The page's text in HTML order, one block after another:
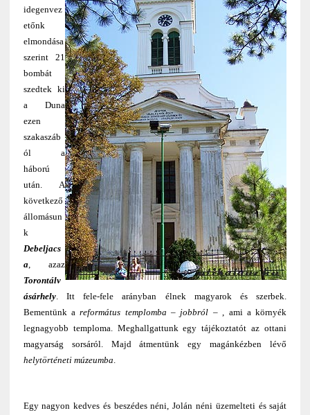
idegenvez
etőnk
elmondása
szerint 21
bombát
szedtek ki
a Duna
ezen
szakaszáb
ól a
háború
után. A
következő
állomásun
k
Debeljacs
a, azaz
Torontálv
ásárhely. Itt fele-fele arányban élnek magyarok és szerbek.
Bementünk areformátus templomba – jobbról –
, ami a környék
legnagyobb temploma. Meghallgattunk egy tájékoztatót az ottani
magyarság sorsáról. Majd átmentünk egy magánkézben lévő
helytörténeti múzeumba
Egy nagyon kedves és beszédes néni, Jolán néni üzemelteti és saját